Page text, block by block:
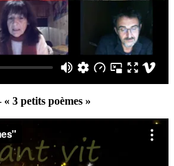
3 petits poèmes »